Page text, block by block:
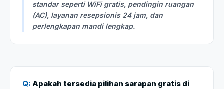
standar seperti WiFi gratis, pendingin ruangan
(AC), layanan resepsionis 24 jam, dan
perlengkapan mandi lengkap.
Q: Apakah tersedia pilihan sarapan gratis di